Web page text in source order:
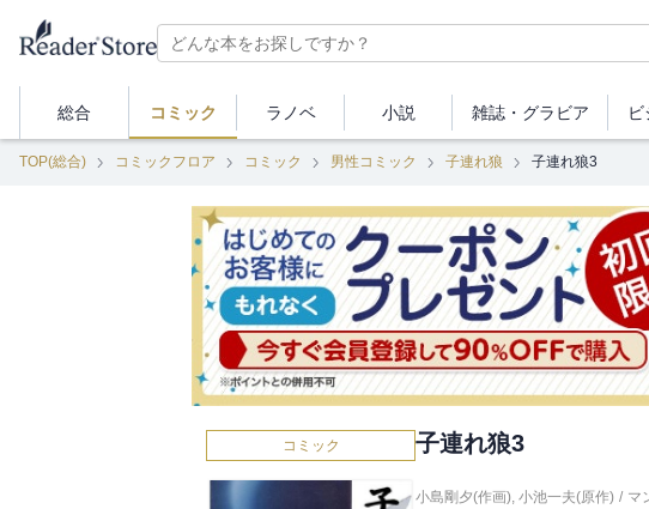
総合 コミック ラノベ 小説 雑誌・ グラビア ビ
TOP(総合) コミックフロア コミック 男性コミック 子連れ狼 子連れ狼3
コミック 子連れ狼3
小島剛夕(作画), 小池一夫(原作) / マ